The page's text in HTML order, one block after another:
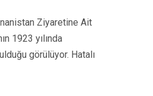
Ziyaretine Ait
1923 yılında
görülüyor. Hatalı